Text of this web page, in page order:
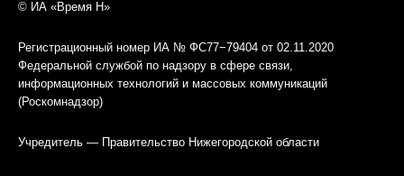
© ИА «Время Н»
Регистрационный номер ИА № ФС77−79404 от 02.11.2020
Федеральной службой по надзору в сфере связи,
информационных технологий и массовых коммуникаций
(Роскомнадзор)
Учредитель — Правительство Нижегородской области